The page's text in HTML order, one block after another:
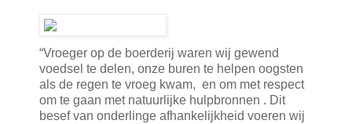
“Vroeger op de boerderij waren wij gewend
voedsel te delen, onze buren te helpen oogsten
als de regen te vroeg kwam, en om met respect
om te gaan met natuurlijke hulpbronnen . Dit
besef van onderlinge afhankelijkheid voeren wij